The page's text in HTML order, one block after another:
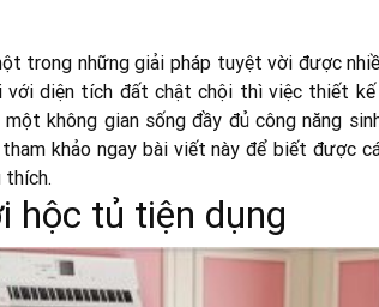
trong những giải pháp tuyệt vời được
với diện tích đất chật chội thì việc thiết
không gian sống đầy đủ công năng
khảo ngay bài viết này để biết được
thích.
hộc tủ tiện dụng